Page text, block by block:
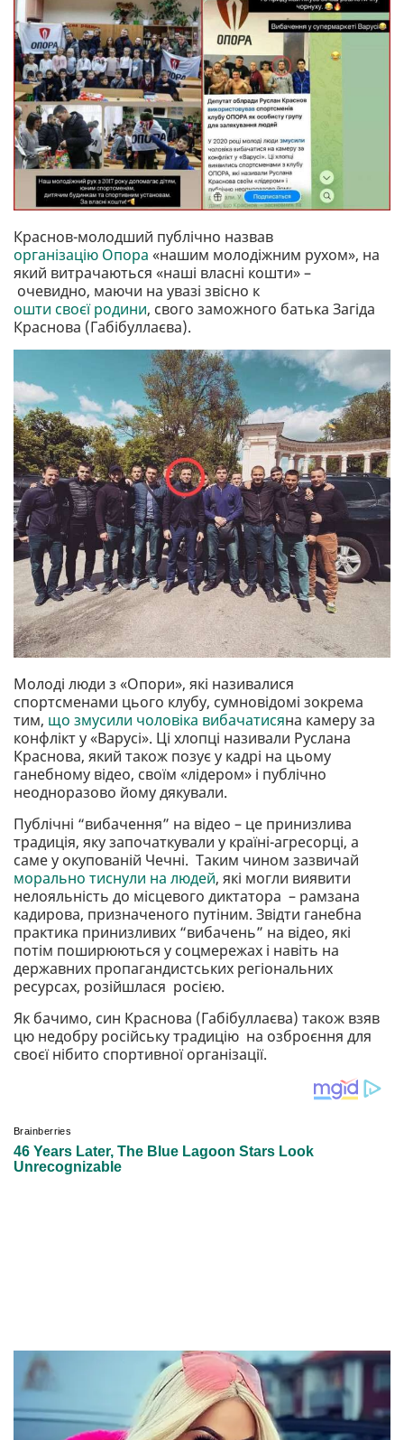
Краснов-молодший публічно назвав
організацію Опора «нашим молодіжним рухом», на
який витрачаються «наші власні кошти» –
очевидно, маючи на увазі звісно к
ошти своєї родини, свого заможного батька Загіда
Краснова (Габібуллаєва).
Молоді люди з «Опори», які називалися
спортсменами цього клубу, сумновідомі зокрема
тим, що змусили чоловіка вибачатисяна камеру за
конфлікт у «Варусі». Ці хлопці називали Руслана
Краснова, який також позує у кадрі на цьому
ганебному відео, своїм «лідером» і публічно
неодноразово йому дякували.
Публічні “вибачення” на відео – це принизлива
традиція, яку започаткували у країні-агресорці, а
саме у окупованій Чечні. Таким чином зазвичай
морально тиснули на людей, які могли виявити
нелояльність до місцевого диктатора – рамзана
кадирова, призначеного путіним. Звідти ганебна
практика принизливих “вибачень” на відео, які
потім поширюються у соцмережах і навіть на
державних пропагандистських регіональних
ресурсах, розійшлася росією.
Як бачимо, син Краснова (Габібуллаєва) також взяв
цю недобру російську традицію на озброєння для
своєї нібито спортивної організації.